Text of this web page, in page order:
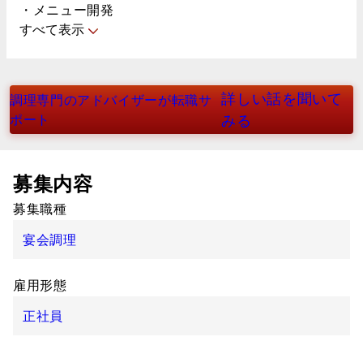
・メニュー開発
すべて表示
調理専門のアドバイザーが転職サ
ポート
詳しい話を聞いて
みる
募集内容
募集職種
宴会調理
雇用形態
正社員